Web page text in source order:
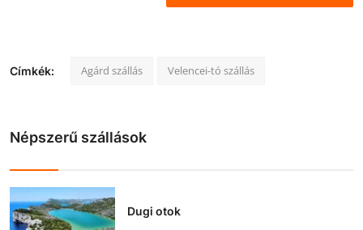
Címkék: Agárd szállás Velencei-tó szállás
Népszerű szállások
Dugi otok